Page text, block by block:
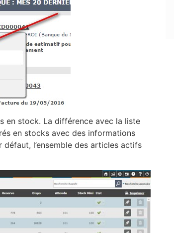
en stock. La différence avec la liste
en stocks avec des informations
l’ensemble des articles actifs